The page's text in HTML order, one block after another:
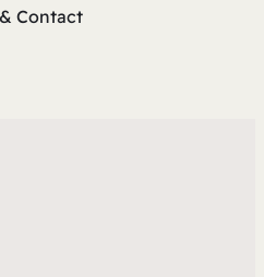
Contact